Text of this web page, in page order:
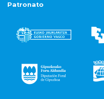
Patronato